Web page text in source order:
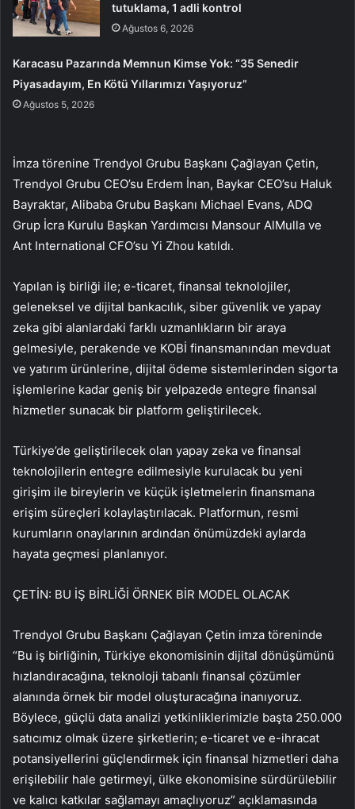
tutuklama, 1 adli kontrol
Ağustos 6, 2026
Karacasu Pazarında Memnun Kimse Yok: “35 Senedir
Piyasadayım, En Kötü Yıllarımızı Yaşıyoruz”
Ağustos 5, 2026
İmza törenine Trendyol Grubu Başkanı Çağlayan Çetin,
Trendyol Grubu CEO’su Erdem İnan, Baykar CEO’su Haluk
Bayraktar, Alibaba Grubu Başkanı Michael Evans, ADQ
Grup İcra Kurulu Başkan Yardımcısı Mansour AlMulla ve
Ant International CFO’su Yi Zhou katıldı.
Yapılan iş birliği ile; e-ticaret, finansal teknolojiler,
geleneksel ve dijital bankacılık, siber güvenlik ve yapay
zeka gibi alanlardaki farklı uzmanlıkların bir araya
gelmesiyle, perakende ve KOBİ finansmanından mevduat
ve yatırım ürünlerine, dijital ödeme sistemlerinden sigorta
işlemlerine kadar geniş bir yelpazede entegre finansal
hizmetler sunacak bir platform geliştirilecek.
Türkiye’de geliştirilecek olan yapay zeka ve finansal
teknolojilerin entegre edilmesiyle kurulacak bu yeni
girişim ile bireylerin ve küçük işletmelerin finansmana
erişim süreçleri kolaylaştırılacak. Platformun, resmi
kurumların onaylarının ardından önümüzdeki aylarda
hayata geçmesi planlanıyor.
ÇETİN: BU İŞ BİRLİĞİ ÖRNEK BİR MODEL OLACAK
Trendyol Grubu Başkanı Çağlayan Çetin imza töreninde
“Bu iş birliğinin, Türkiye ekonomisinin dijital dönüşümünü
hızlandıracağına, teknoloji tabanlı finansal çözümler
alanında örnek bir model oluşturacağına inanıyoruz.
Böylece, güçlü data analizi yetkinliklerimizle başta 250.000
satıcımız olmak üzere şirketlerin; e-ticaret ve e-ihracat
potansiyellerini güçlendirmek için finansal hizmetleri daha
erişilebilir hale getirmeyi, ülke ekonomisine sürdürülebilir
ve kalıcı katkılar sağlamayı amaçlıyoruz” açıklamasında